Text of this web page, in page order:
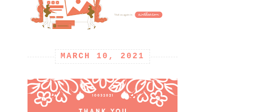
MARCH 10, 2021